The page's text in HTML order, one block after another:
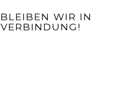
BLEIBEN WIR IN
VERBINDUNG!